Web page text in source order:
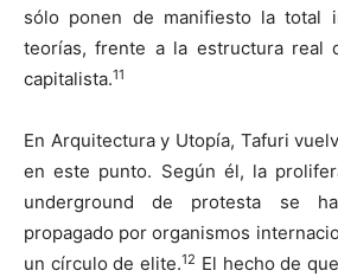
sólo ponen de manifiesto la total
teorías, frente a la estructura real
capitalista.11
En Arquitectura y Utopía, Tafuri
en este punto. Según él, la
underground de protesta se ha
propagado por organismos
un círculo de elite.12 El hecho de